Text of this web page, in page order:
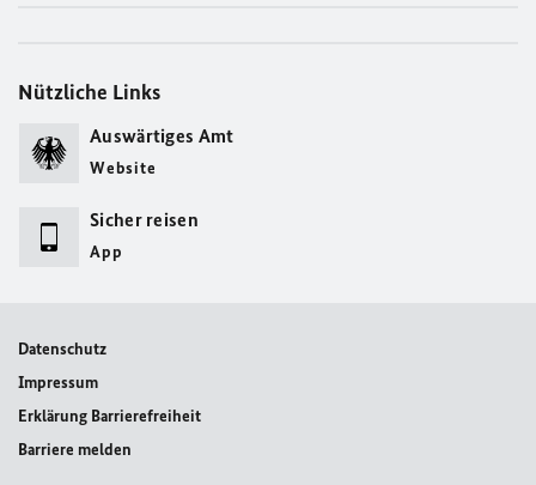
Nützliche Links
Auswärtiges Amt
Website
Sicher reisen
App
Datenschutz
Impressum
Erklärung Barrierefreiheit
Barriere melden